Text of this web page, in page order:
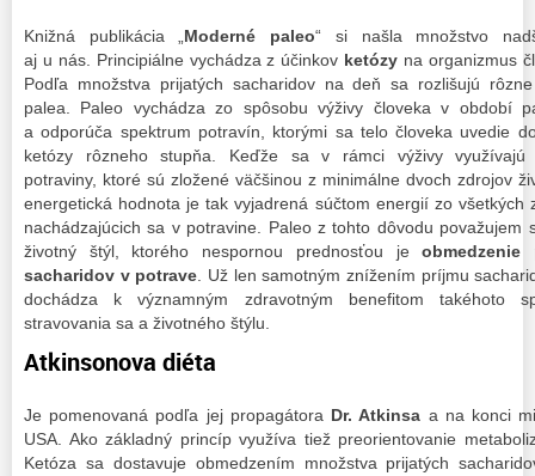
Knižná publikácia „ Moderné paleo“ si našla množstvo
aj u nás. Principiálne vychádza z účinkov ketózy na organizmus
Podľa množstva prijatých sacharidov na deň sa rozlišujú
palea. Paleo vychádza zo spôsobu výživy človeka v období
a odporúča spektrum potravín, ktorými sa telo človeka uvedie
ketózy rôzneho stupňa. Keďže sa v rámci výživy využívajú
potraviny, ktoré sú zložené väčšinou z minimálne dvoch zdrojov
energetická hodnota je tak vyjadrená súčtom energií zo všetkých
nachádzajúcich sa v potravine. Paleo z tohto dôvodu považujem
životný štýl, ktorého nespornou prednosťou jeobmedzenie
sacharidov v potrave . Už len samotným znížením príjmu
dochádza k významným zdravotným benefitom takéhoto
stravovania sa a životného štýlu.
Atkinsonova diéta
Je pomenovaná podľa jej propagátora Dr. Atkinsa a na konci
USA. Ako základný princíp využíva tiež preorientovanie
Ketóza sa dostavuje obmedzením množstva prijatých